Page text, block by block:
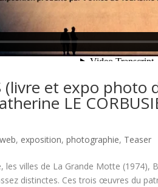
(livre et expo photo
LE
, exposition, photographie, Teaser
villes de La Grande Motte (1974),
distinctes. Ces trois œuvres du